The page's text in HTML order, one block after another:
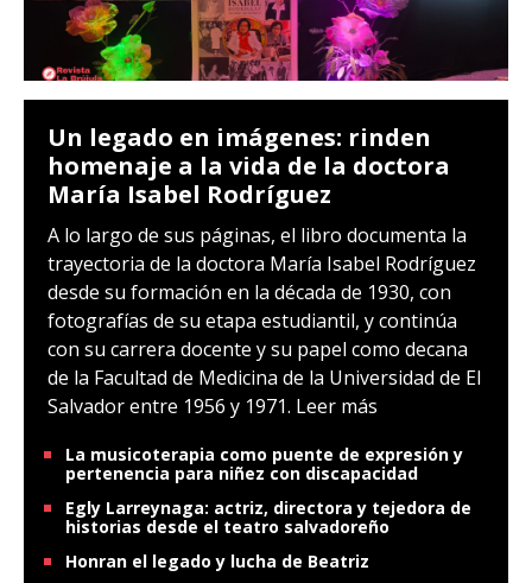
Un legado en imágenes: rinden
homenaje a la vida de la doctora
María Isabel Rodríguez
A lo largo de sus páginas, el libro documenta la
trayectoria de la doctora María Isabel Rodríguez
desde su formación en la década de 1930, con
fotografías de su etapa estudiantil, y continúa
con su carrera docente y su papel como decana
de la Facultad de Medicina de la Universidad de El
Salvador entre 1956 y 1971. Leer más
La musicoterapia como puente de expresión y
pertenencia para niñez con discapacidad
Egly Larreynaga: actriz, directora y tejedora de
historias desde el teatro salvadoreño
Honran el legado y lucha de Beatriz